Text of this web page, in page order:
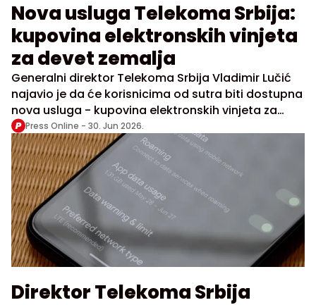
Nova usluga Telekoma Srbija:
kupovina elektronskih vinjeta
za devet zemalja
Generalni direktor Telekoma Srbija Vladimir Lučić
najavio je da će korisnicima od sutra biti dostupna
nova usluga - kupovina elektronskih vinjeta za
devet evropskih zemalja putem sajta kompanije.
Usluga će biti namenjena svim korisnicima koji su
preko Telekoma Srbija kupili TAG uređaj za
elektronsku naplatu putarine.
Press Online - 30. Jun 2026.
Direktor Telekoma Srbija